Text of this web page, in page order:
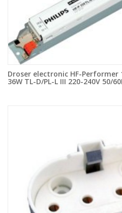
Droser electronic HF-Performer
36W TL-D/PL-L III 220-240V 50/